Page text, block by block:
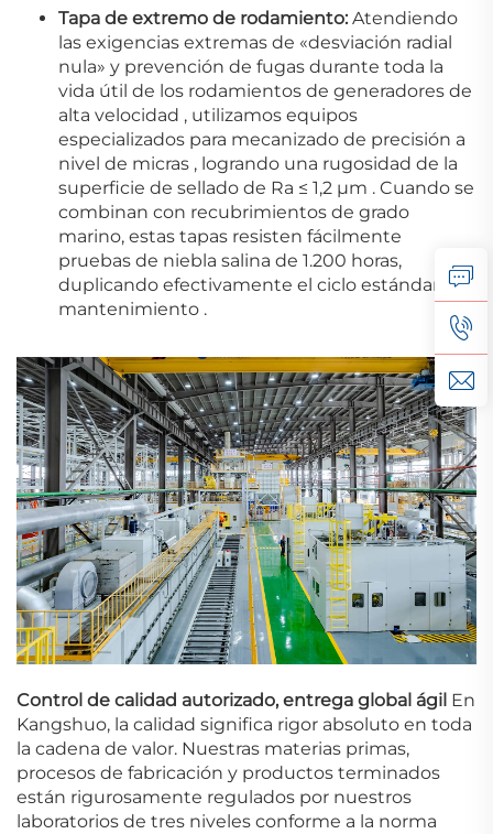
Tapa de extremo de rodamiento: Atendiendo
las exigencias extremas de «desviación radial
nula» y prevención de fugas durante toda la
vida útil de los rodamientos de generadores de
alta velocidad , utilizamos equipos
especializados para mecanizado de precisión a
nivel de micras , logrando una rugosidad de la
superficie de sellado de Ra ≤ 1,2 µm . Cuando se
combinan con recubrimientos de grado
marino, estas tapas resisten fácilmente
pruebas de niebla salina de 1.200 horas,
duplicando efectivamente el ciclo estándar de
mantenimiento .
Control de calidad autorizado, entrega global ágil En
Kangshuo, la calidad significa rigor absoluto en toda
la cadena de valor. Nuestras materias primas,
procesos de fabricación y productos terminados
están rigurosamente regulados por nuestros
laboratorios de tres niveles conforme a la norma